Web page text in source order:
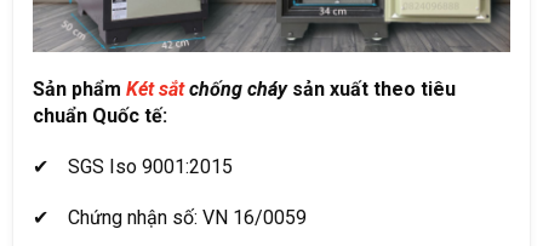
Sản phẩm Két sắtchống cháysản xuất theo tiêu
chuẩn Quốc tế:
✔ SGS Iso 9001:2015
✔ Chứng nhận số: VN 16/0059